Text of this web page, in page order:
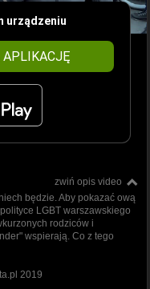
urządzeniu
zwiń opis video
będzie. Aby pokazać ową
LGBT warszawskiego
rodziców i
wspierają. Co z tego
2019